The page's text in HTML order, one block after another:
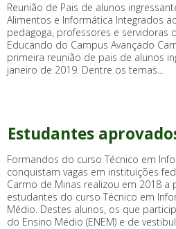
Reunião de Pais de alunos
Alimentos e Informática Integrados
pedagoga, professores e servidoras
Educando do Campus Avançado
primeira reunião de pais de alunos
janeiro de 2019. Dentre os temas...
Estudantes
Formandos do curso Técnico em
conquistam vagas em instituições
Carmo de Minas realizou em 2018
estudantes do curso Técnico em
Médio. Destes alunos, os que
do Ensino Médio (ENEM) e de